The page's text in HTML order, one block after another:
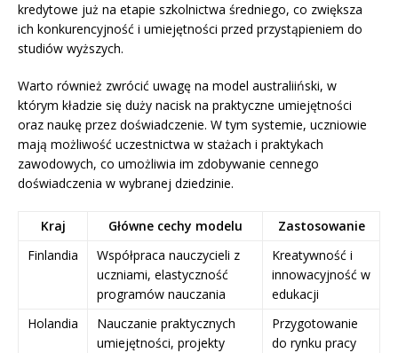
kredytowe już na etapie szkolnictwa średniego, co zwiększa
ich konkurencyjność i umiejętności przed przystąpieniem do
studiów wyższych.
Warto również zwrócić uwagę na model australiiński, w
którym kładzie się duży nacisk na praktyczne umiejętności
oraz naukę przez doświadczenie. W tym systemie, uczniowie
mają możliwość uczestnictwa w stażach i praktykach
zawodowych, co umożliwia im zdobywanie cennego
doświadczenia w wybranej dziedzinie.
Kraj Główne cechy modelu
Zastosowanie
Finlandia
Współpraca nauczycieli z
uczniami, elastyczność
programów nauczania
Kreatywność i
innowacyjność w
edukacji
Holandia
Nauczanie praktycznych
umiejętności, projekty
Przygotowanie
do rynku pracy